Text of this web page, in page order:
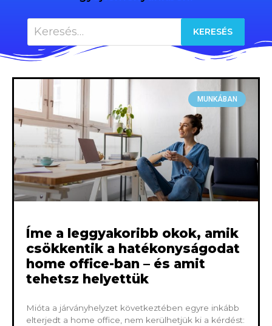
MUNKÁBAN
Íme a leggyakoribb okok, amik
csökkentik a hatékonyságodat
home office-ban – és amit
tehetsz helyettük
Mióta a járványhelyzet következtében egyre inkább
elterjedt a home office, nem kerülhetjük ki a kérdést: